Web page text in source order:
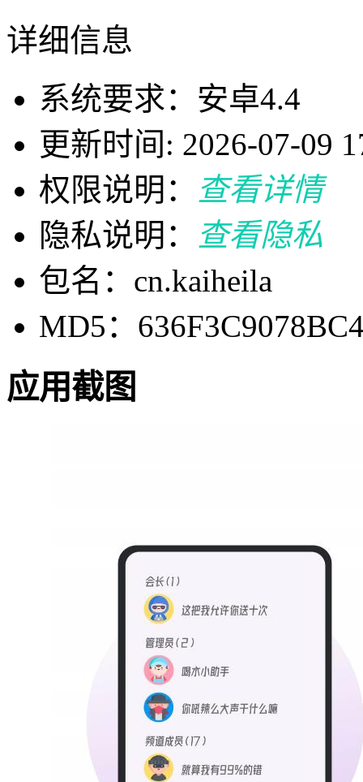
详细信息
系统要求：安卓4.4
更新时间: 2026-07-09
权限说明：
查看详情
隐私说明：
查看隐私
包名：cn.kaiheila
MD5：
应用截图